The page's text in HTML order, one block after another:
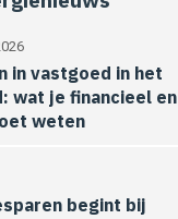
in vastgoed in het
wat je financieel en
weten
begint bij